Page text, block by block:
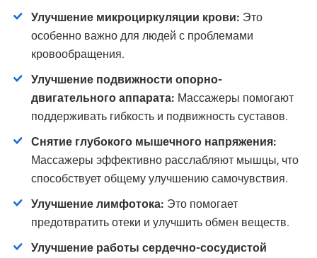
Улучшение микроциркуляции крови: Это
особенно важно для людей с проблемами
кровообращения.
Улучшение подвижности опорно-
двигательного аппарата: Массажеры помогают
поддерживать гибкость и подвижность суставов.
Снятие глубокого мышечного напряжения:
Массажеры эффективно расслабляют мышцы, что
способствует общему улучшению самочувствия.
Улучшение лимфотока: Это помогает
предотвратить отеки и улучшить обмен веществ.
Улучшение работы сердечно-сосудистой